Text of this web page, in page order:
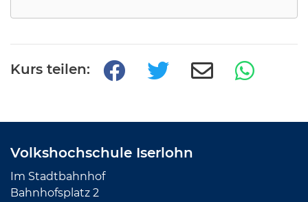
Kurs teilen:
Volkshochschule Iserlohn
Im Stadtbahnhof
Bahnhofsplatz 2